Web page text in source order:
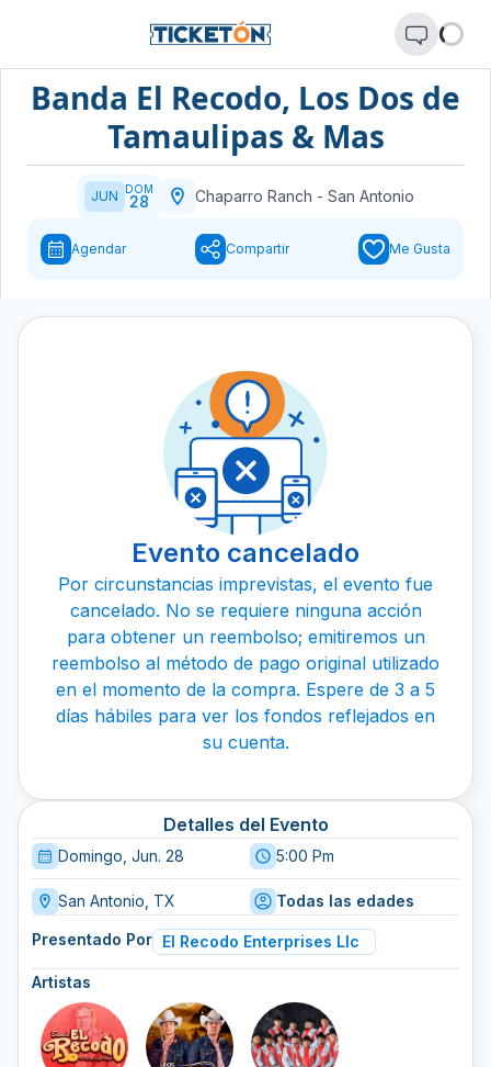
Banda El Recodo, Los Dos de
Tamaulipas & Mas
JUN DOM
28 Chaparro Ranch - San Antonio
Agendar Compartir Me Gusta
Evento cancelado
Por circunstancias imprevistas, el evento fue
cancelado. No se requiere ninguna acción
para obtener un reembolso; emitiremos un
reembolso al método de pago original utilizado
en el momento de la compra. Espere de 3 a 5
días hábiles para ver los fondos reflejados en
su cuenta.
Detalles del Evento
Domingo, Jun. 28 5:00 Pm
San Antonio, TX Todas las edades
Presentado Por El Recodo Enterprises Llc
Artistas